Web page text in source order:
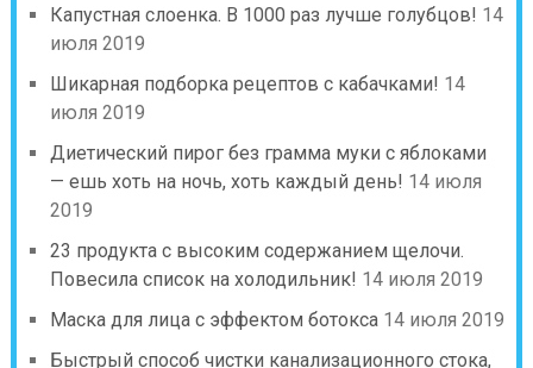
Капустная слоенка. В 1000 раз лучше голубцов! 14
июля 2019
Шикарная подборка рецептов с кабачками! 14
июля 2019
Диетический пирог без грамма муки с яблоками
— ешь хоть на ночь, хоть каждый день! 14 июля
2019
23 продукта с высоким содержанием щелочи.
Повесила список на холодильник! 14 июля 2019
Маска для лица с эффектом ботокса 14 июля 2019
Быстрый способ чистки канализационного стока,